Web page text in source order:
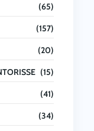
(65)
(157)
(20)
(15)
(41)
(34)